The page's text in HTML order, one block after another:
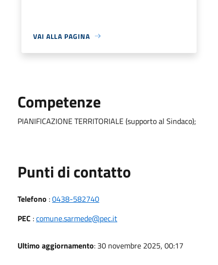
VAI ALLA PAGINA
Competenze
PIANIFICAZIONE TERRITORIALE (supporto al Sindaco);
Punti di contatto
Telefono :0438-582740
PEC :comune.sarmede@pec.it
Ultimo aggiornamento: 30 novembre 2025, 00:17